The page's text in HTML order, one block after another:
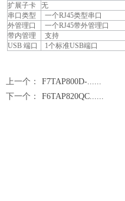
扩展子卡
无
串口类型
一个RJ45类型串口
外管理口
一个RJ45带外管理口
带内管理
支持
USB 端口
1个标准USB端口
上一个：
F7TAP800D-......
下一个：
F6TAP820QC......